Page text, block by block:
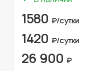
1580 ₽/сутки
1420 ₽/сутки
26 900 ₽